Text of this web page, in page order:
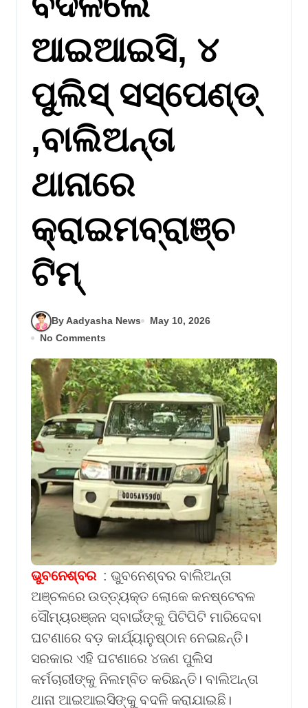
ଆଇଆଇସି, ୪
ପୁଲିସ୍‌ ସସ୍‌ପେଣ୍ଡ୍‌
,ବାଲିଅନ୍ତା
ଥାନାରେ
କ୍ରାଇମବ୍ରାଞ୍ଚ
ଟିମ୍
By Aadyasha News
May 10, 2026
No Comments
ଭୁବନେଶ୍ବର: ଭୁବନେଶ୍ବର ବାଲିଅନ୍ତା
ଅଞ୍ଚଳରେ ଉତ୍ତ୍ୟକ୍ତ ଲୋକେ କନଷ୍ଟେବଳ
ସୌମ୍ୟରଞ୍ଜନ ସ୍ବାଇଁଙ୍କୁ ପିଟିପିଟି ମାରିଦେବା
ଘଟଣାରେ ବଡ଼ କାର୍ଯ୍ୟାନୁଷ୍ଠାନ ନେଇଛନ୍ତି।
ସରକାର ଏହି ଘଟଣାରେ ୪ଜଣ ପୁଲିସ
କର୍ମଚାରୀଙ୍କୁ ନିଲମ୍ବିତ କରିଛନ୍ତି। ବାଲିଅନ୍ତା
ଥାନା ଆଇଆଇସିଙ୍କୁ ବଦଳି କରାଯାଇଛି।